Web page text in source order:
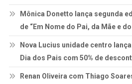
Mônica Donetto lança segunda
de “Em Nome do Pai, da Mãe e do
Nova Lucius unidade centro
Dia dos Pais com 50% de
Renan Oliveira com Thiago